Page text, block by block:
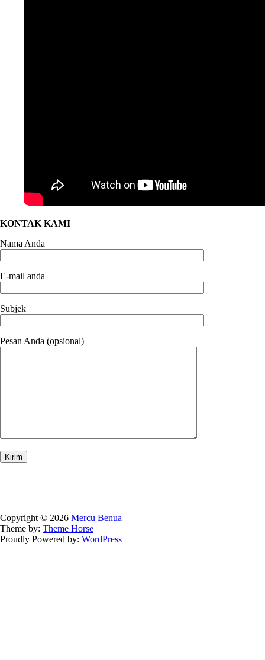
KONTAK KAMI
Nama Anda
E-mail anda
Subjek
Pesan Anda (opsional)
Copyright © 2026 Mercu Benua
Theme by: Theme Horse
Proudly Powered by: WordPress